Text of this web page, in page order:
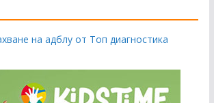
на адблу от Топ диагностика